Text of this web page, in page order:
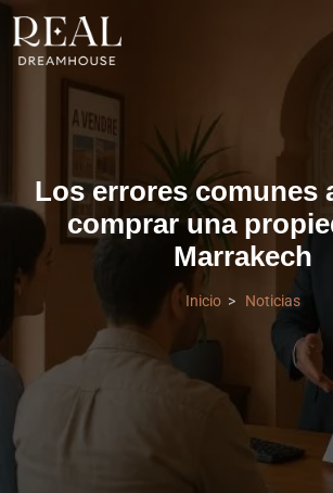
Los errores comunes
comprar una
Marrakech
Inicio Noticias